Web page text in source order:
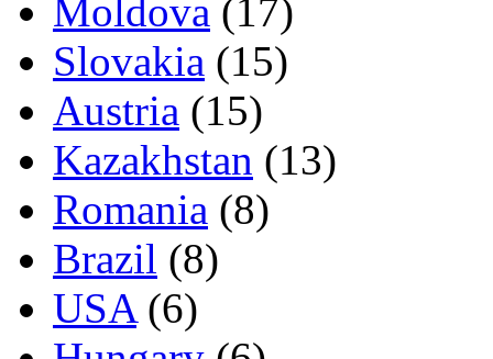
Moldova (17)
Slovakia (15)
Austria (15)
Kazakhstan (13)
Romania (8)
Brazil (8)
USA(6)